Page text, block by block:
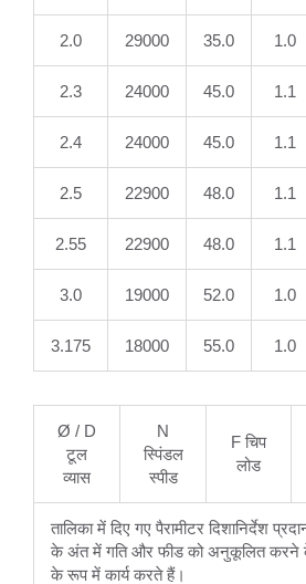
2.0 29000 35.0 1.0
2.3 24000 45.0 1.1
2.4 24000 45.0 1.1
2.5 22900 48.0 1.1
2.55 22900 48.0 1.1
3.0 19000 52.0 1.0
3.175 18000 55.0 1.0
Ø / D
टूल
व्यास
N
स्पिंडल
स्पीड
F चिप
लोड
तालिका में दिए गए पैरामीटर दिशानिर्देश
के अंत में गति और फीड को अनुकूलित करने
के रूप में कार्य करते हैं।